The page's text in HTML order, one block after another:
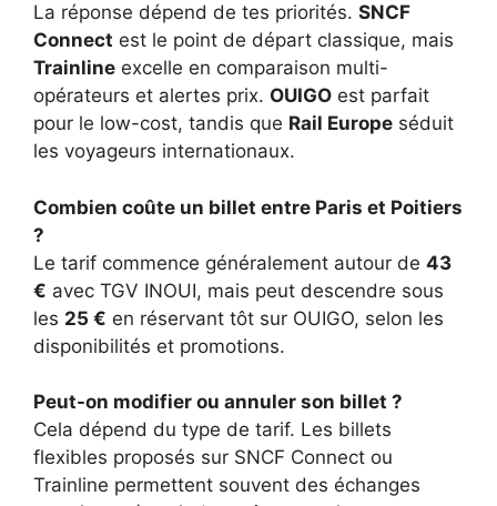
La réponse dépend de tes priorités. SNCF
Connect est le point de départ classique, mais
Trainline excelle en comparaison multi-
opérateurs et alertes prix. OUIGO est parfait
pour le low-cost, tandis que Rail Europe séduit
les voyageurs internationaux.
Combien coûte un billet entre Paris et Poitiers
?
Le tarif commence généralement autour de 43
€ avec TGV INOUI, mais peut descendre sous
les 25 € en réservant tôt sur OUIGO, selon les
disponibilités et promotions.
Peut-on modifier ou annuler son billet ?
Cela dépend du type de tarif. Les billets
flexibles proposés sur SNCF Connect ou
Trainline permettent souvent des échanges